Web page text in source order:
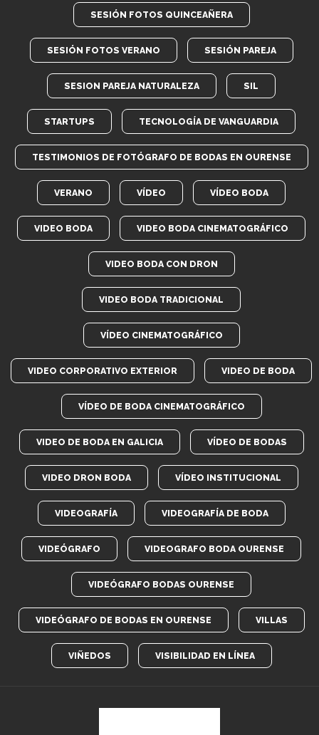
SESIÓN FOTOS QUINCEAÑERA
SESIÓN FOTOS VERANO SESIÓN PAREJA
SESION PAREJA NATURALEZA SIL
STARTUPS TECNOLOGÍA DE VANGUARDIA
TESTIMONIOS DE FOTÓGRAFO DE BODAS EN OURENSE
VERANO VÍDEO VÍDEO BODA
VIDEO BODA VIDEO BODA CINEMATOGRÁFICO
VIDEO BODA CON DRON
VIDEO BODA TRADICIONAL
VÍDEO CINEMATOGRÁFICO
VIDEO CORPORATIVO EXTERIOR VIDEO DE BODA
VÍDEO DE BODA CINEMATOGRÁFICO
VIDEO DE BODA EN GALICIA VÍDEO DE BODAS
VIDEO DRON BODA VÍDEO INSTITUCIONAL
VIDEOGRAFÍA VIDEOGRAFÍA DE BODA
VIDEÓGRAFO VIDEOGRAFO BODA OURENSE
VIDEÓGRAFO BODAS OURENSE
VIDEÓGRAFO DE BODAS EN OURENSE VILLAS
VIÑEDOS VISIBILIDAD EN LÍNEA